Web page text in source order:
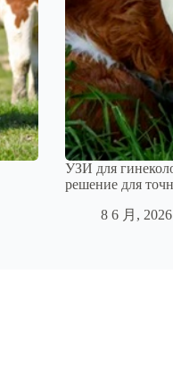
УЗИ для
решение для
8 6 月, 2026